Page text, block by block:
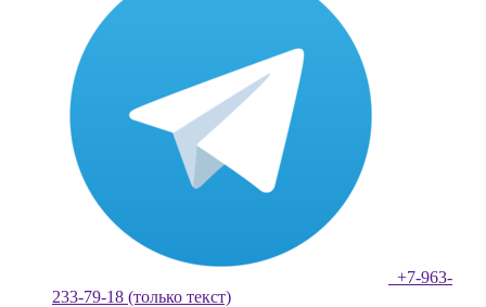
+7-963-
233-79-18 (только текст)